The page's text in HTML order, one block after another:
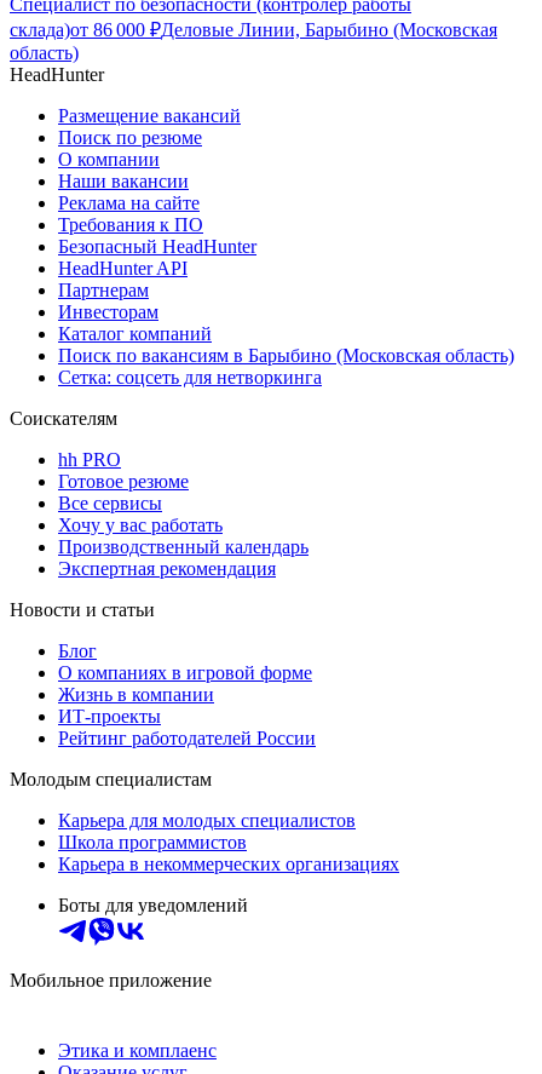
Специалист по безопасности (контролер работы
склада)от 86 000 ₽Деловые Линии, Барыбино (Московская
область)
HeadHunter
Размещение вакансий
Поиск по резюме
О компании
Наши вакансии
Реклама на сайте
Требования к ПО
Безопасный HeadHunter
HeadHunter API
Партнерам
Инвесторам
Каталог компаний
Поиск по вакансиям в Барыбино (Московская область)
Сетка: соцсеть для нетворкинга
Соискателям
hh PRO
Готовое резюме
Все сервисы
Хочу у вас работать
Производственный календарь
Экспертная рекомендация
Новости и статьи
Блог
О компаниях в игровой форме
Жизнь в компании
ИТ-проекты
Рейтинг работодателей России
Молодым специалистам
Карьера для молодых специалистов
Школа программистов
Карьера в некоммерческих организациях
Боты для уведомлений
Мобильное приложение
Этика и комплаенс